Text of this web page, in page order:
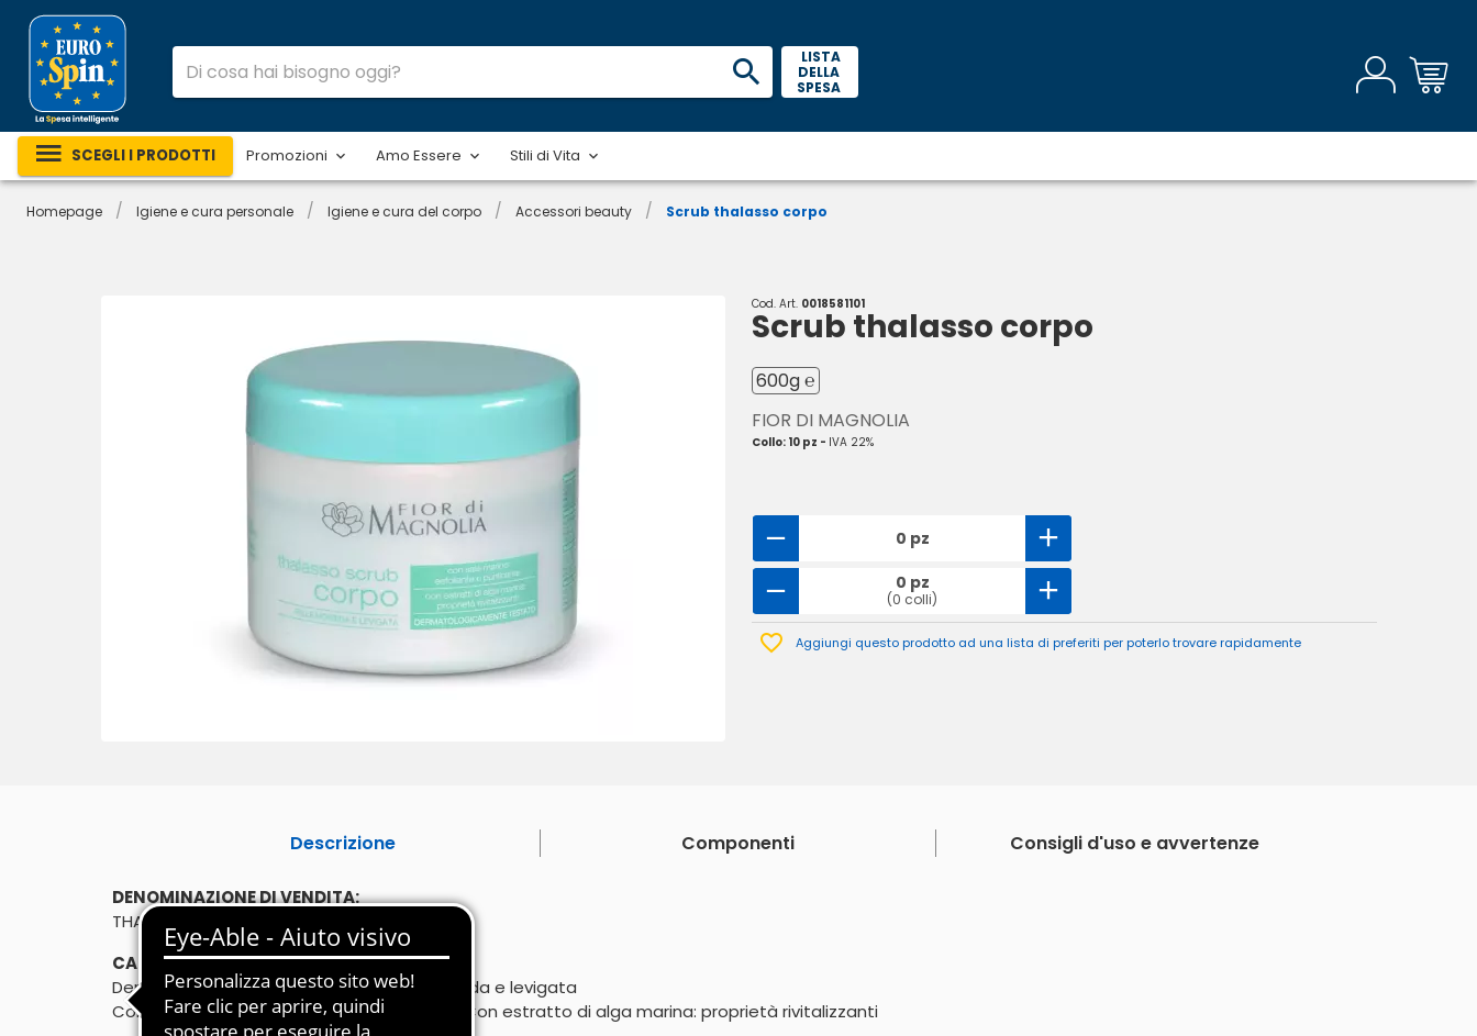
LISTA
DELLA
SPESA
SCEGLI I PRODOTTI Promozioni Amo Essere Stili di Vita
Homepage / Igiene e cura personale / Igiene e cura del corpo / Accessori beauty / Scrub thalasso corpo
Cod. Art. 0018581101
Scrub thalasso corpo
600g ℮
FIOR DI MAGNOLIA
Collo: 10 pz - IVA 22%
0 pz
0 pz
(0 colli)
Aggiungi questo prodotto ad una lista di preferiti per poterlo trovare rapidamente
Descrizione Componenti Consigli d'uso e avvertenze
DENOMINAZIONE DI VENDITA:
THALASSO SCRUB LEVIGANTE - CORPO
CARATTERISTICHE:
Dermatologicamente testato - Pelle morbida e levigata
Con sale marino: esfoliante e purificante - Con estratto di alga marina: proprietà rivitalizzanti